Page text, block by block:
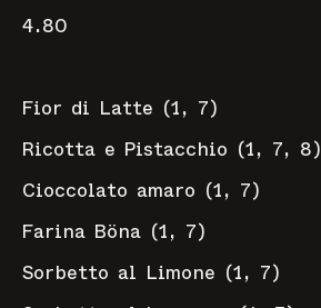
4.80
Fior di Latte (1, 7)
Ricotta e Pistacchio (1, 7, 8)
Cioccolato amaro (1, 7)
Farina Böna (1, 7)
Sorbetto al Limone (1, 7)